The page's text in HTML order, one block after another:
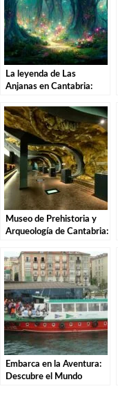
La leyenda de Las
Anjanas en Cantabria:
estas misteriosas
criaturas
Museo de Prehistoria y
Arqueología de Cantabria:
Antigua de España
Embarca en la Aventura:
Descubre el Mundo